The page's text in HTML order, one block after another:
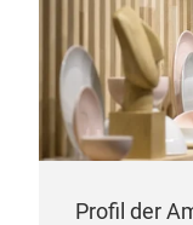
Profil der